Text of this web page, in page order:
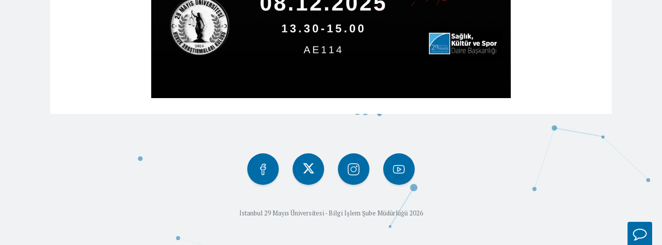
İstanbul 29 Mayıs Üniversitesi - Bilgi İşlem Şube Müdürlüğü 2026